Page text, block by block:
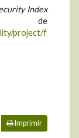
Index
de
project/f
Imprimir